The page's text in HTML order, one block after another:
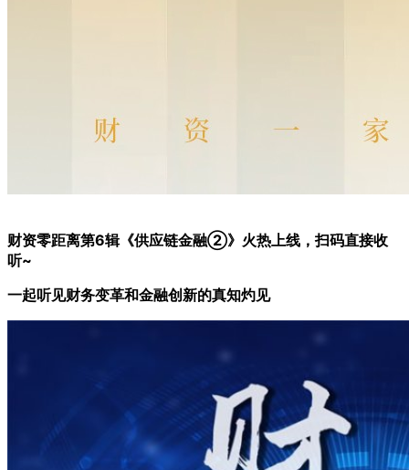
财资零距离第6辑《供应链金融②》火热上线，扫码直接收
听~
一起听见财务变革和金融创新的真知灼见